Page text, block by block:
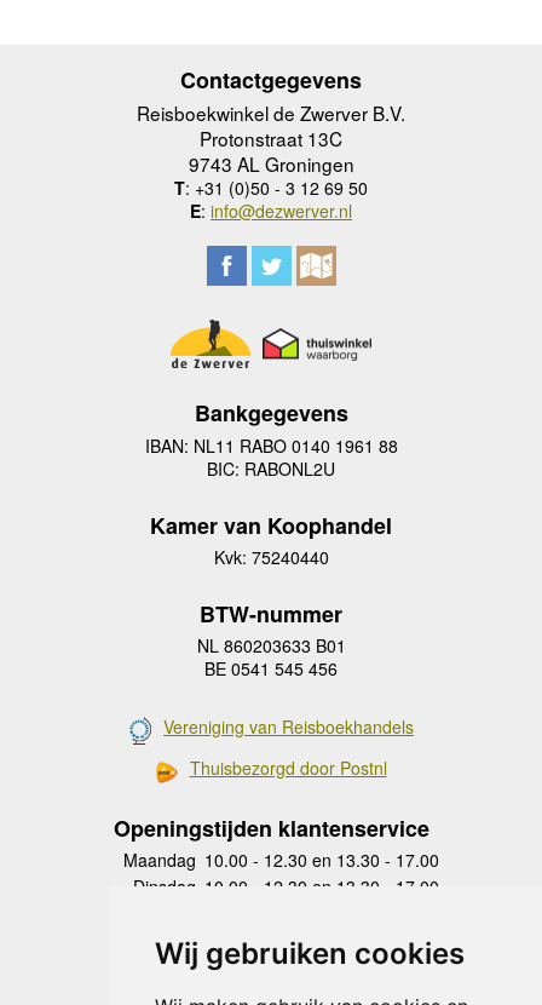
Wij gebruiken cookies
Contactgegevens
Reisboekwinkel de Zwerver B.V.
Protonstraat 13C
9743 AL Groningen
T: +31 (0)50 - 3 12 69 50
E: info@dezwerver.nl
Bankgegevens
IBAN: NL11 RABO 0140 1961 88
BIC: RABONL2U
Kamer van Koophandel
Kvk: 75240440
BTW-nummer
NL 860203633 B01
BE 0541 545 456
Vereniging van Reisboekhandels
Thuisbezorgd door Postnl
Openingstijden klantenservice
Maandag 10.00 - 12.30 en 13.30 - 17.00
Dinsdag 10.00 - 12.30 en 13.30 - 17.00
Donderdag
10.00 - 12.30 en 13.30 - 17.00
Vrijdag 10.00 - 12.30 en 13.30 - 17.00
Zaterdag
gesloten